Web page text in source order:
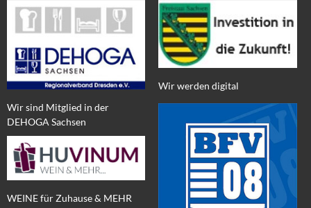
Wir sind Mitglied in der
DEHOGA Sachsen
WEINE für Zuhause & MEHR
Wir werden digital